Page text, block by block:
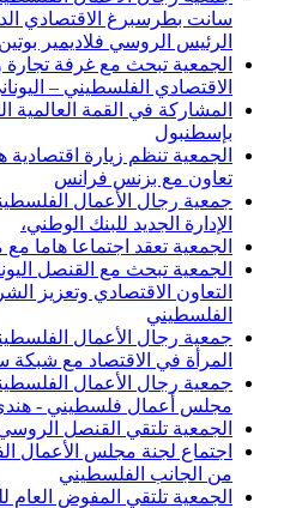
الرئيس الروسي فلاديمير بوتين
الجمعية تبحث مع غرفة تجارة
الاقتصادي الفلسطيني –
المشاركة في القمة العالمية
بإسطنبول
الجمعية تنظم زيارة
تعاون مع بزنس فرانس
جمعية رجال الأعمال
الإدارة الجديد للبنك الوطني،
الجمعية تعقد اجتماعا هاما
الجمعية تبحث مع القنصل
التعاون الاقتصادي وتعزيز
الفلسطيني
جمعية رجال الأعمال
المرأة في الاقتصاد مع شبكة
جمعية رجال الأعمال
مجلس أعمال فلسطيني -
الجمعية تلتقي القنصل
اجتماع لجنة مجلس الأعمال
من الجانب الفلسطيني
الجمعية تلتقي المفوض العام